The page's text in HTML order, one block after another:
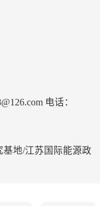
电话：
地/江苏国际能源政